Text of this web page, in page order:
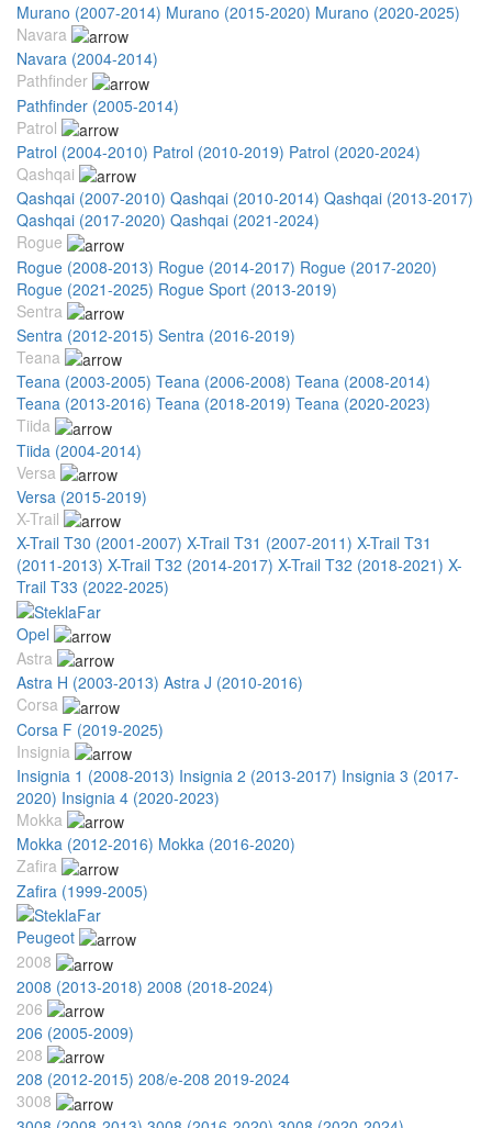
Murano (2007-2014) Murano (2015-2020) Murano (2020-2025)
Navara
Navara (2004-2014)
Pathfinder
Pathfinder (2005-2014)
Patrol
Patrol (2004-2010) Patrol (2010-2019) Patrol (2020-2024)
Qashqai
Qashqai (2007-2010) Qashqai (2010-2014) Qashqai (2013-2017)
Qashqai (2017-2020) Qashqai (2021-2024)
Rogue
Rogue (2008-2013) Rogue (2014-2017) Rogue (2017-2020)
Rogue (2021-2025) Rogue Sport (2013-2019)
Sentra
Sentra (2012-2015) Sentra (2016-2019)
Teana
Teana (2003-2005) Teana (2006-2008) Teana (2008-2014)
Teana (2013-2016) Teana (2018-2019) Teana (2020-2023)
Tiida
Tiida (2004-2014)
Versa
Versa (2015-2019)
X-Trail
X-Trail T30 (2001-2007) X-Trail T31 (2007-2011) X-Trail T31
(2011-2013) X-Trail T32 (2014-2017) X-Trail T32 (2018-2021) X-
Trail T33 (2022-2025)
Opel
Astra
Astra H (2003-2013) Astra J (2010-2016)
Corsa
Corsa F (2019-2025)
Insignia
Insignia 1 (2008-2013) Insignia 2 (2013-2017) Insignia 3 (2017-
2020) Insignia 4 (2020-2023)
Mokka
Mokka (2012-2016) Mokka (2016-2020)
Zafira
Zafira (1999-2005)
Peugeot
2008
2008 (2013-2018) 2008 (2018-2024)
206
206 (2005-2009)
208
208 (2012-2015) 208/e-208 2019-2024
3008